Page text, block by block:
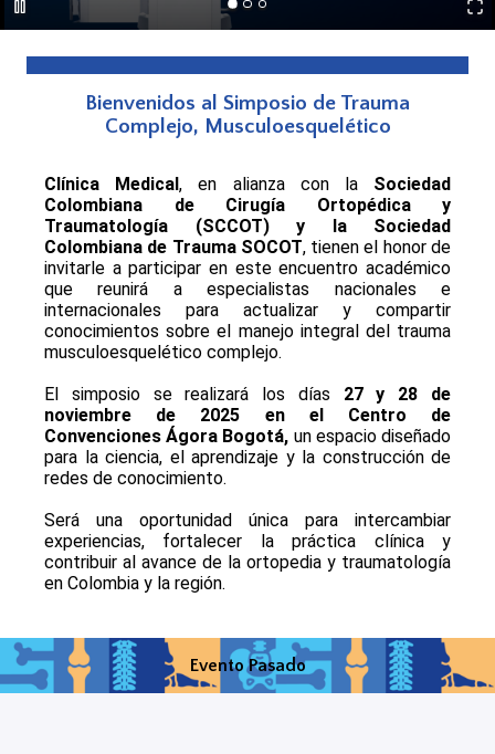
Bienvenidos al Simposio de Trauma
Complejo, Musculoesquelético
Clínica Medical, en alianza con la Sociedad
Colombiana de Cirugía Ortopédica y
Traumatología (SCCOT) y la Sociedad
Colombiana de Trauma SOCOT, tienen el honor de
invitarle a participar en este encuentro académico
que reunirá a especialistas nacionales e
internacionales para actualizar y compartir
conocimientos sobre el manejo integral del trauma
musculoesquelético complejo.
El simposio se realizará los días 27 y 28 de
noviembre de 2025 en el Centro de
Convenciones Ágora Bogotá, un espacio diseñado
para la ciencia, el aprendizaje y la construcción de
redes de conocimiento.
Será una oportunidad única para intercambiar
experiencias, fortalecer la práctica clínica y
contribuir al avance de la ortopedia y traumatología
en Colombia y la región.
Evento Pasado